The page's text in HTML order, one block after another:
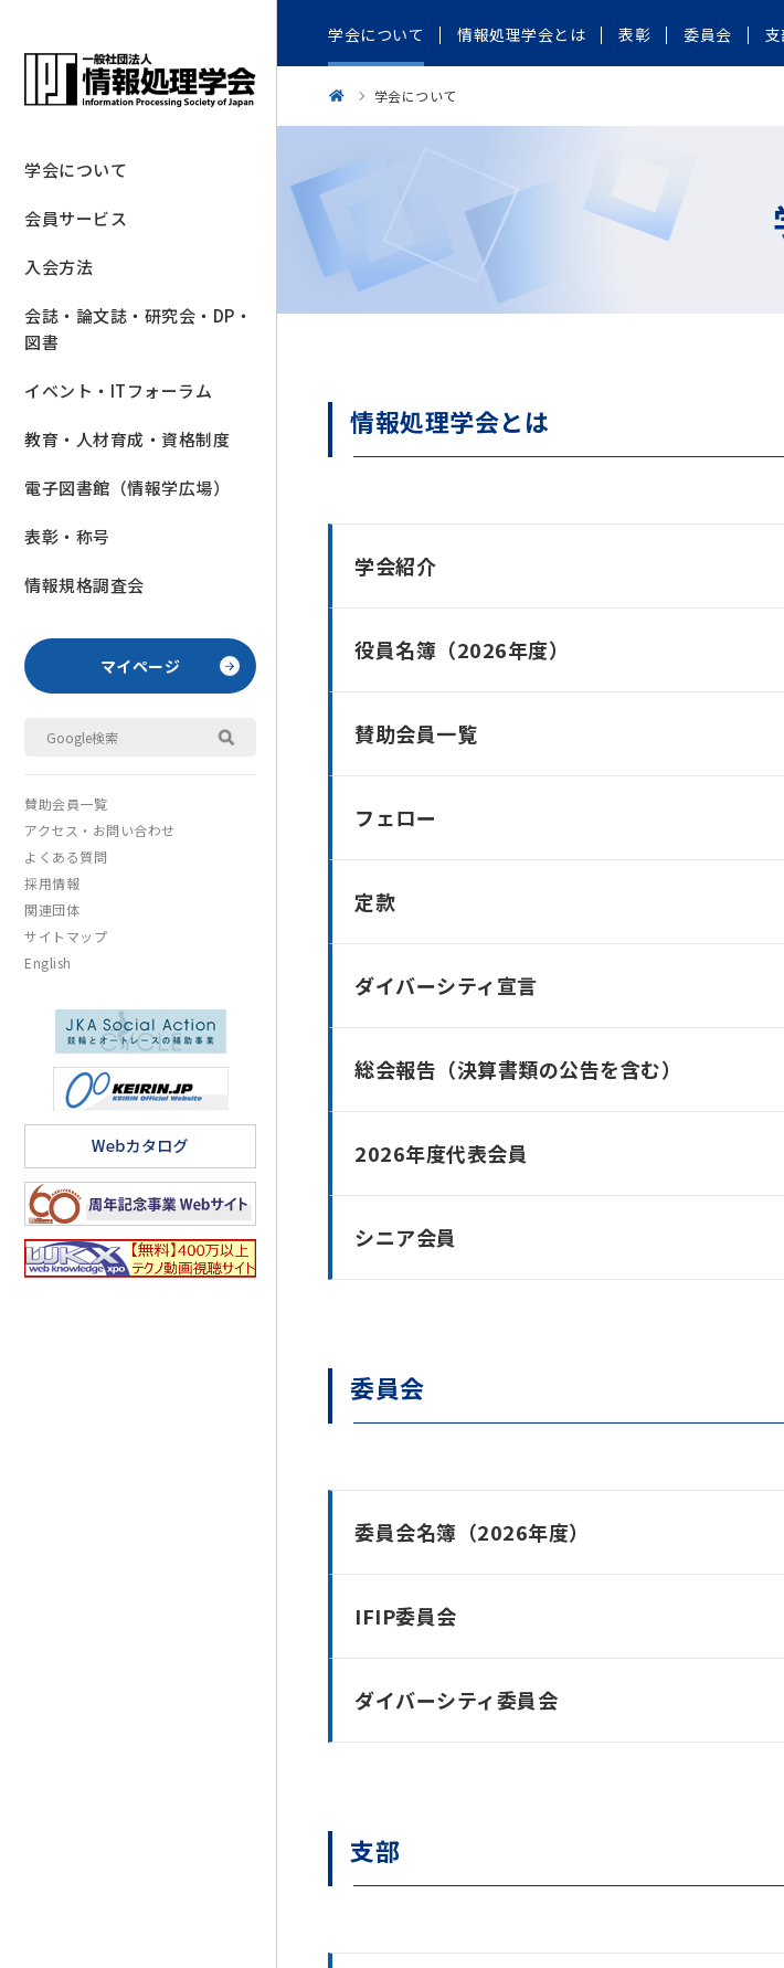
学会について
会員サービス
入会方法
会誌・論文誌・研究会・DP・
図書
イベント・ITフォーラム
教育・人材育成・資格制度
電子図書館（情報学広場）
表彰・称号
情報規格調査会
マイページ
賛助会員一覧
アクセス・お問い合わせ
よくある質問
採用情報
関連団体
サイトマップ
English
学会について 情報処理学会とは 表彰 委員会 支
学会について
情報処理学会とは
学会紹介
役員名簿（2026年度）
賛助会員一覧
フェロー
定款
ダイバーシティ宣言
総会報告（決算書類の公告を含む）
2026年度代表会員
シニア会員
委員会
委員会名簿（2026年度）
IFIP委員会
ダイバーシティ委員会
支部